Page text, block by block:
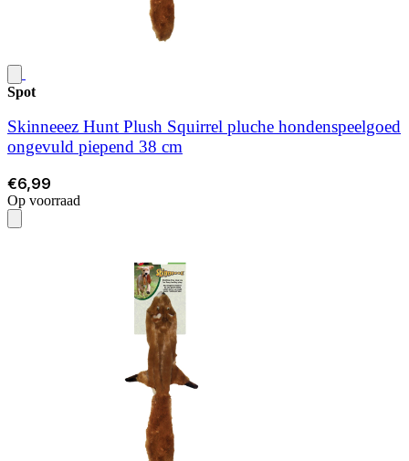
Spot
Skinneeez Hunt Plush Squirrel pluche hondenspeelgoed
ongevuld piepend 38 cm
€6,99
Op voorraad